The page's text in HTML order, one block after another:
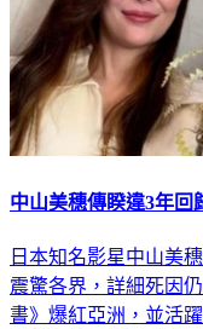
中山美穗傳睽違3年
日本知名影星中山美
震驚各界，詳細死因
書》爆紅亞洲，並活